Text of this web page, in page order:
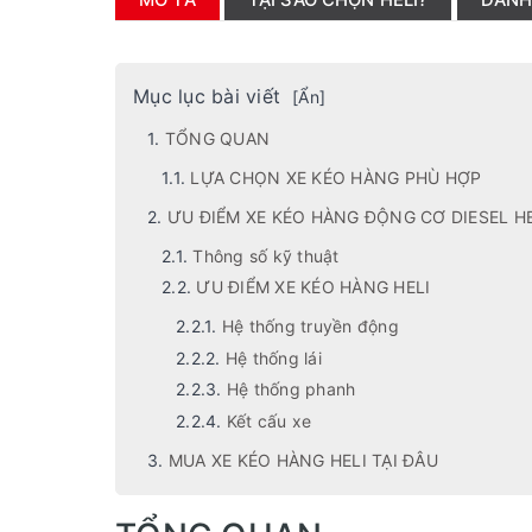
Mục lục bài viết [Ẩn]
TỔNG QUAN
LỰA CHỌN XE KÉO HÀNG PHÙ HỢP
ƯU ĐIỂM XE KÉO HÀNG ĐỘNG CƠ DIESEL
Thông số kỹ thuật
ƯU ĐIỂM XE KÉO HÀNG HELI
Hệ thống truyền động
Hệ thống lái
Hệ thống phanh
Kết cấu xe
MUA XE KÉO HÀNG HELI TẠI ĐÂU